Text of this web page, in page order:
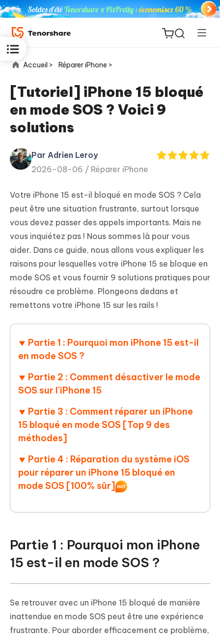
ReiBoot
for iOS
PDNob
PDF
New
iAnyGo
Accueil > Réparer iPhone >
[Tutoriel] iPhone 15 bloqué
en mode SOS ? Voici 9
solutions
Par Adrien Leroy
2026-08-06 / Réparer iPhone
Votre iPhone 15 est-il bloqué en mode SOS ? Cela
peut être une situation frustrante, surtout lorsque
vous devez passer des appels importants. Mais ne
vous inquiétez pas ! Nous sommes là pour vous
aider. Dans ce guide, nous allons vous expliquer les
raisons pour lesquelles votre iPhone 15 se bloque en
mode SOS et vous fournir 9 solutions pratiques pour
résoudre ce problème. Plongeons dedans et
remettons votre iPhone 15 sur les rails !
Partie 1 : Pourquoi mon iPhone 15 est-il
en mode SOS ?
Partie 2 : Comment désactiver le mode
SOS sur l'iPhone 15
Partie 3 : Comment réparer un iPhone
15 bloqué en mode SOS [Top 9 des
méthodes]
Partie 4 : Réparation du système iOS
pour réparer un iPhone 15 bloqué en
mode SOS [100% sûr]
Partie 1 : Pourquoi mon iPhone
15 est-il en mode SOS ?
Se retrouver avec un iPhone 15 bloqué de manière
inattendue en mode SOS peut être une expérience
frustrante. Pour aborder efficacement ce problème,